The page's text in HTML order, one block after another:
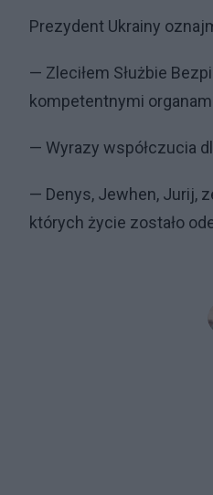
Prezydent Ukrainy
— Zleciłem Służbie
kompetentnymi
— Wyrazy współczucia
— Denys, Jewhen, Jurij,
których życie zostało